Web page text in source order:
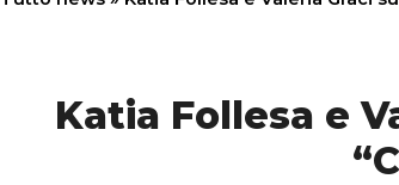
Katia Follesa e